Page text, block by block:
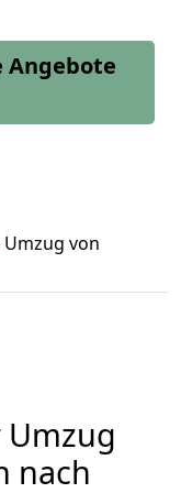
Angebote
Umzug von
nach